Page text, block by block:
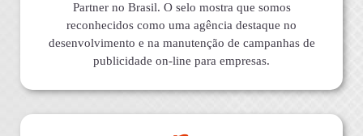
Partner no Brasil. O selo mostra que somos
reconhecidos como uma agência destaque no
desenvolvimento e na manutenção de campanhas de
publicidade on-line para empresas.